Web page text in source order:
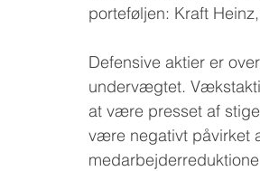
porteføljen: Kraft
Defensive aktier er
undervægtet.
at være presset af
være negativt påvirket